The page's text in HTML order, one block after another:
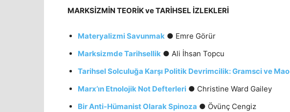
MARKSİZMİN TEORİK ve TARİHSEL İZLEKLERİ
Materyalizmi Savunmak ● Emre Görür
Marksizmde Tarihsellik ● Ali İhsan Topcu
Tarihsel Solculuğa Karşı Politik Devrimcilik: Gramsci ve Mao
Marx’ın Etnolojik Not Defterleri ● Christine Ward Gailey
Bir Anti-Hümanist Olarak Spinoza ● Övünç Cengiz